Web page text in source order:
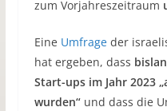
zum Vorjahreszeitraum
Eine Umfrageder
hat ergeben, dass
Start-ups im Jahr 2023
wurden“und dass die